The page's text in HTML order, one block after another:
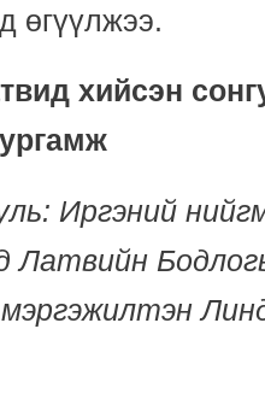
өгүүлжээ.
хийсэн
Иргэний
Латвийн